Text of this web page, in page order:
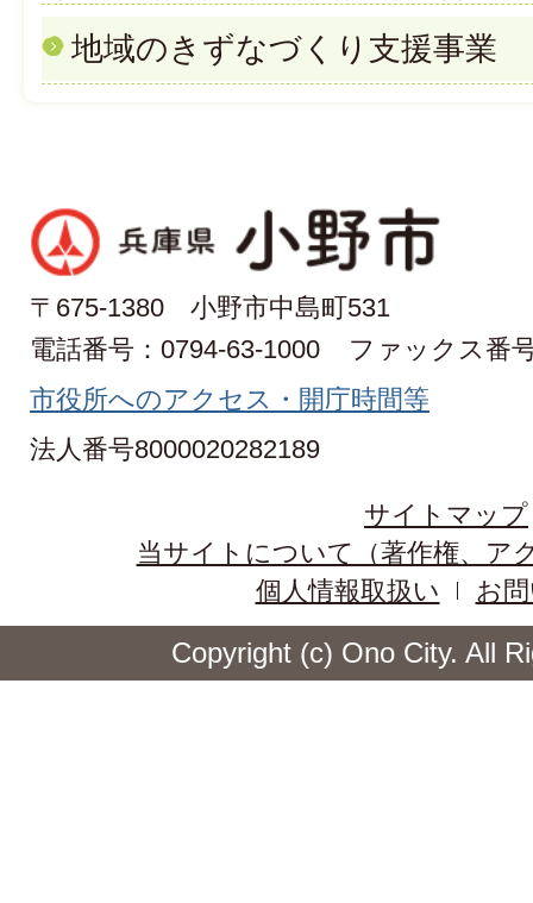
地域のきずなづくり支援事業
〒675-1380 小野市中島町531
電話番号：0794-63-1000
ファックス番
市役所へのアクセス・開庁時間等
法人番号8000020282189
サイトマップ
当サイトについて（著作権、ア
個人情報取扱い
お
Copyright (c) Ono City. All